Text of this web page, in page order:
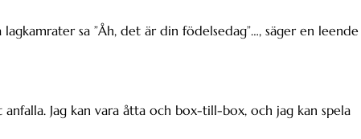
sa ”Åh, det är din födelsedag”…, säger en leende
Jag kan vara åtta och box-till-box, och jag kan spela